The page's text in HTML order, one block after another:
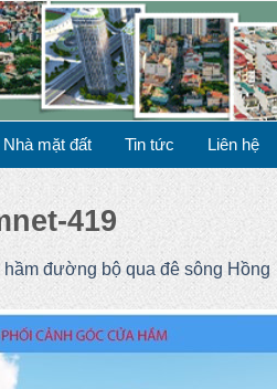
Nhà mặt đất Tin tức Liên hệ
419
hầm đường bộ qua đê sông Hồng